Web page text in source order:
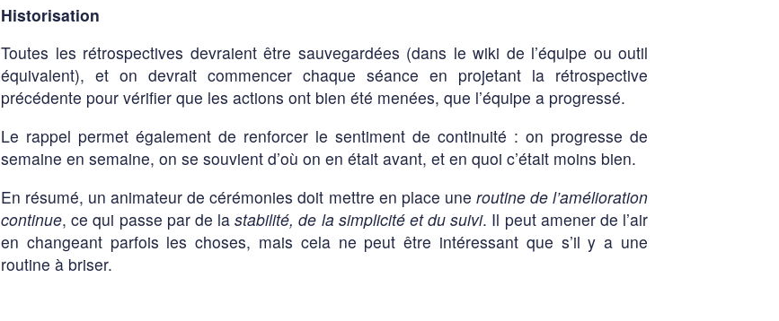
Historisation
Toutes les rétrospectives devraient être sauvegardées (dans le wiki de l’équipe ou outil
équivalent), et on devrait commencer chaque séance en projetant la rétrospective
précédente pour vérifier que les actions ont bien été menées, que l’équipe a progressé.
Le rappel permet également de renforcer le sentiment de continuité : on progresse de
semaine en semaine, on se souvient d’où on en était avant, et en quoi c’était moins bien.
En résumé, un animateur de cérémonies doit mettre en place une routine de l’amélioration
continue, ce qui passe par de lastabilité, de la simplicité et du suivi. Il peut amener de l’air
en changeant parfois les choses, mais cela ne peut être intéressant que s’il y a une
routine à briser.